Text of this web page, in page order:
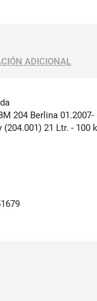
ADICIONAL
204 Berlina 01.2007-
21 Ltr. - 100